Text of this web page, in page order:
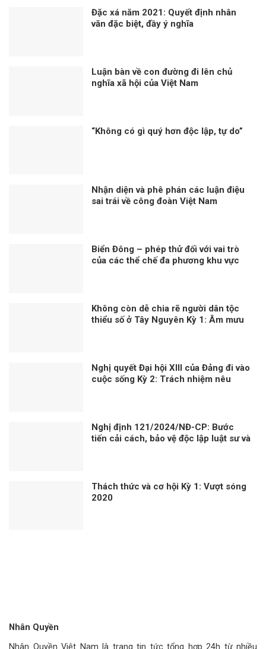
Đặc xá năm 2021: Quyết định nhân
văn đặc biệt, đầy ý nghĩa
Luận bàn về con đường đi lên chủ
nghĩa xã hội của Việt Nam
“Không có gì quý hơn độc lập, tự do”
Nhận diện và phê phán các luận điệu
sai trái về công đoàn Việt Nam
Biển Đông – phép thử đối với vai trò
của các thể chế đa phương khu vực
Không còn dễ chia rẽ người dân tộc
thiểu số ở Tây Nguyên Kỳ 1: Âm mưu
Nghị quyết Đại hội XIII của Đảng đi vào
cuộc sống Kỳ 2: Trách nhiệm nêu
Nghị định 121/2024/NĐ-CP: Bước
tiến cải cách, bảo vệ độc lập luật sư và
Thách thức và cơ hội Kỳ 1: Vượt sóng
2020
Nhân Quyền
Nhân Quyền Việt Nam là trang tin tức tổng hợp 24h từ nhiều